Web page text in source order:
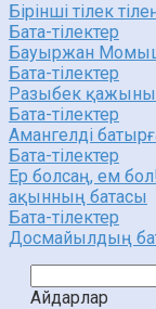
Бірінші тілек
Бата-тілектер
Бауыржан
Бата-тілектер
Разыбек
Бата-тілектер
Амангелді
Бата-тілектер
Ер болсаң, ем
ақынның батасы
Бата-тілектер
Досмайылдың
Айдарлар